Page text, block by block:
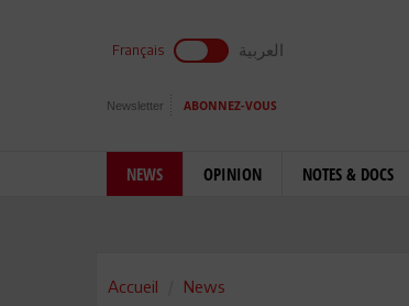
Français العربية
Newsletter ABONNEZ-VOUS
NEWS OPINION NOTES & DOCS
Accueil News